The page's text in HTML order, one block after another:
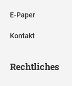
E-Paper
Kontakt
Rechtliches